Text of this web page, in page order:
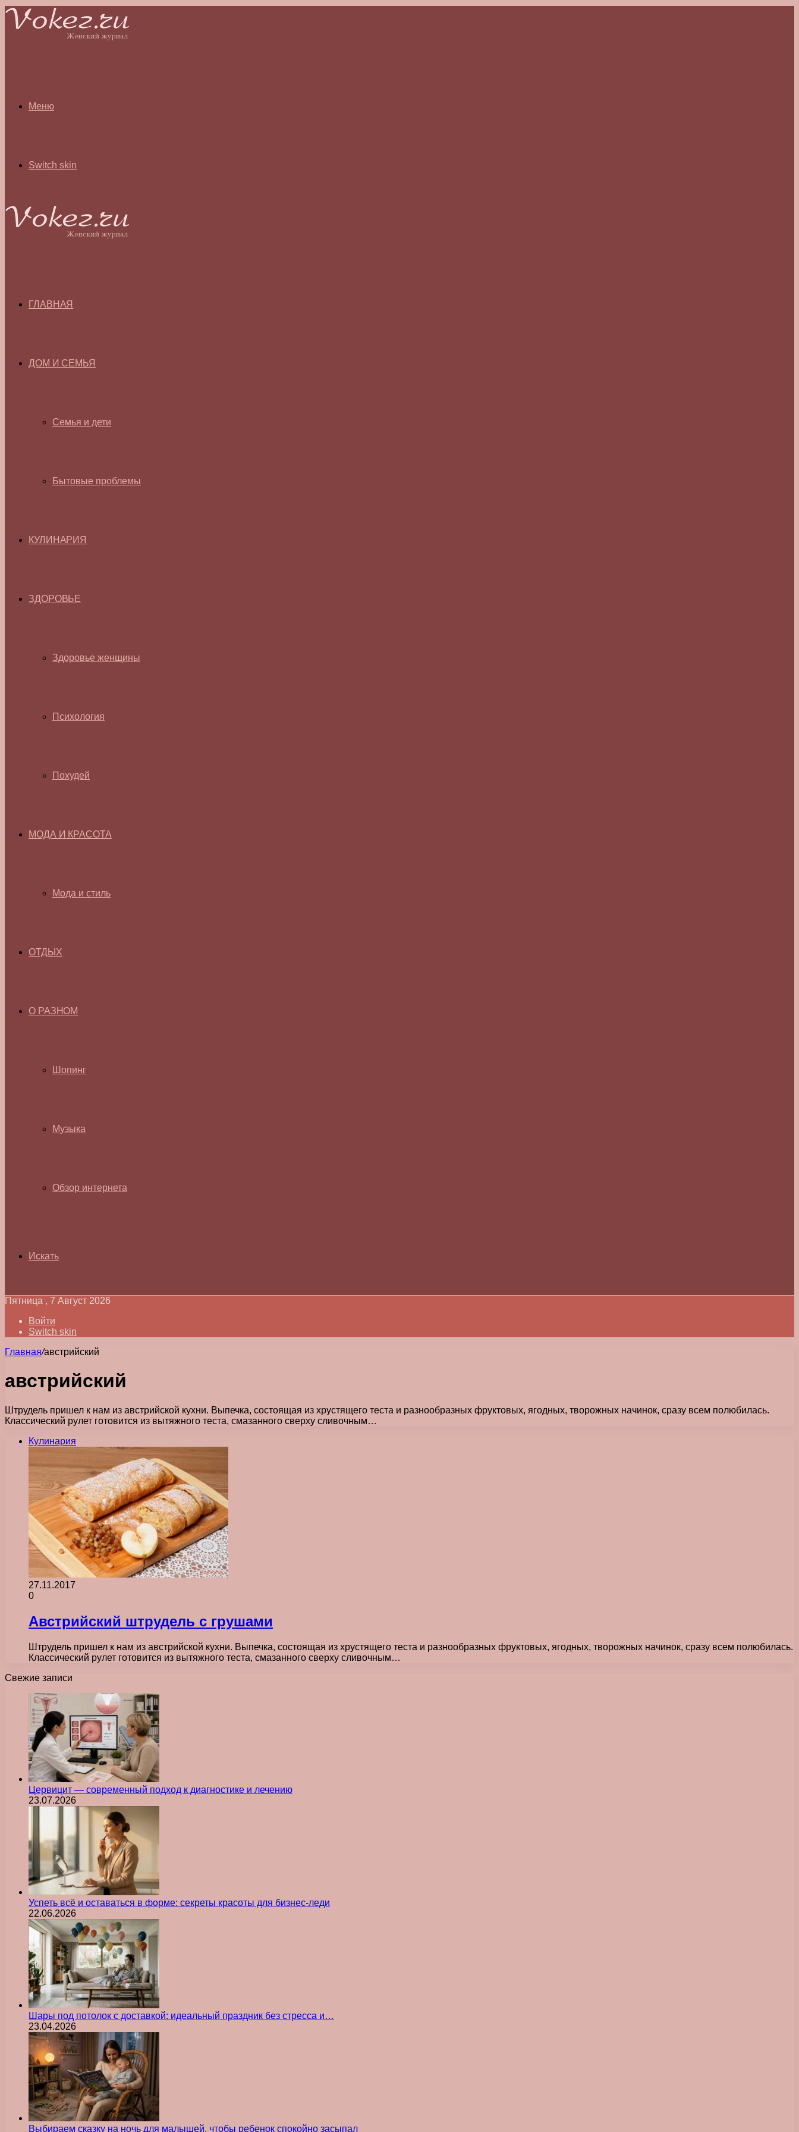
Меню
Switch skin
ГЛАВНАЯ
ДОМ И СЕМЬЯ
Семья и дети
Бытовые проблемы
КУЛИНАРИЯ
ЗДОРОВЬЕ
Здоровье женщины
Психология
Похудей
МОДА И КРАСОТА
Мода и стиль
ОТДЫХ
О РАЗНОМ
Шопинг
Музыка
Обзор интернета
Искать
Пятница , 7 Август 2026
Войти
Switch skin
Главная/австрийский
австрийский
Штрудель пришел к нам из австрийской кухни. Выпечка, состоящая из хрустящего теста и разнообразных фруктовых, ягодных, творожных начинок, сразу всем полюбилась.
Классический рулет готовится из вытяжного теста, смазанного сверху сливочным…
Кулинария
27.11.2017
0
Австрийский штрудель с грушами
Штрудель пришел к нам из австрийской кухни. Выпечка, состоящая из хрустящего теста и разнообразных фруктовых, ягодных, творожных начинок, сразу всем полюбилась.
Классический рулет готовится из вытяжного теста, смазанного сверху сливочным…
Свежие записи
Цервицит — современный подход к диагностике и лечению
23.07.2026
Успеть всё и оставаться в форме: секреты красоты для бизнес-леди
22.06.2026
Шары под потолок с доставкой: идеальный праздник без стресса и…
23.04.2026
Выбираем сказку на ночь для малышей, чтобы ребенок спокойно засыпал